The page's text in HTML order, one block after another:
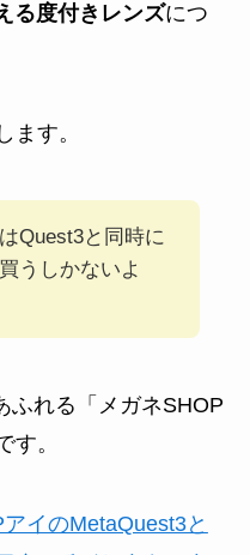
る度付きレンズにつ
ます。
Quest3と同時に
うしかないよ
ふれる「メガネSHOP
す。
イのMetaQuest3と